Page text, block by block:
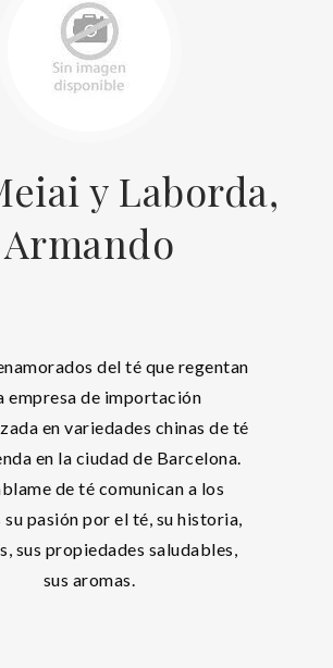
y Laborda,
Armando
del té que regentan
empresa de importación
en variedades chinas de té
en la ciudad de Barcelona.
de té comunican a los
pasión por el té, su historia,
sus propiedades saludables,
sus aromas.